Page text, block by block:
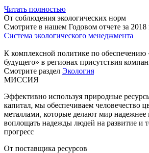
Читать полностью
От соблюдения экологических норм
Смотрите в нашем Годовом отчете за 2018
Система экологического менеджмента
К комплексной политике по обеспечению
будущего» в регионах присутствия
Смотрите раздел Экология
МИССИЯ
Эффективно используя природные
капитал, мы обеспечиваем человечество
металлами, которые делают мир
воплощать надежды людей на развитие и
прогресс
От поставщика ресурсов